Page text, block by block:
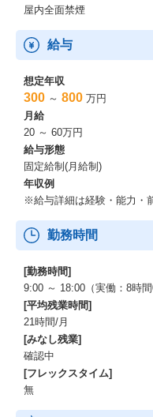
屋内全面禁煙
給与
想定年収
300 ～ 800 万円
月給
20 ～ 60万円
給与形態
固定給制(月給制)
年収例
※給与詳細は経験・能力・
勤務時間
[勤務時間]
9:00 ～ 18:00（実働：8時
[平均残業時間]
21時間/月
[みなし残業]
確認中
[フレックスタイム]
無